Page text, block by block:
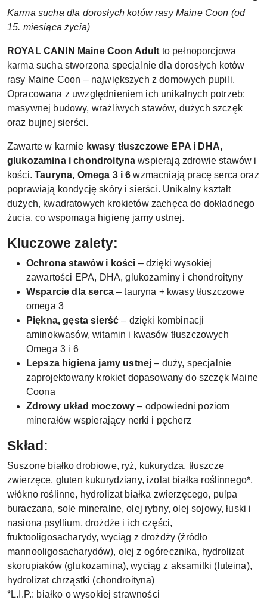
Karma sucha dla dorosłych kotów rasy Maine Coon (od
15. miesiąca życia)
ROYAL CANIN Maine Coon Adult to pełnoporcjowa
karma sucha stworzona specjalnie dla dorosłych kotów
rasy Maine Coon – największych z domowych pupili.
Opracowana z uwzględnieniem ich unikalnych potrzeb:
masywnej budowy, wrażliwych stawów, dużych szczęk
oraz bujnej sierści.
Zawarte w karmie kwasy tłuszczowe EPA i DHA,
glukozamina i chondroityna wspierają zdrowie stawów i
kości.Tauryna, Omega 3 i 6 wzmacniają pracę serca oraz
poprawiają kondycję skóry i sierści. Unikalny kształt
dużych, kwadratowych krokietów zachęca do dokładnego
żucia, co wspomaga higienę jamy ustnej.
Kluczowe zalety:
Ochrona stawów i kości – dzięki wysokiej
zawartości EPA, DHA, glukozaminy i chondroityny
Wsparcie dla serca– tauryna + kwasy tłuszczowe
omega 3
Piękna, gęsta sierść – dzięki kombinacji
aminokwasów, witamin i kwasów tłuszczowych
Omega 3 i 6
Lepsza higiena jamy ustnej – duży, specjalnie
zaprojektowany krokiet dopasowany do szczęk Maine
Coona
Zdrowy układ moczowy – odpowiedni poziom
minerałów wspierający nerki i pęcherz
Skład:
Suszone białko drobiowe, ryż, kukurydza, tłuszcze
zwierzęce, gluten kukurydziany, izolat białka roślinnego*,
włókno roślinne, hydrolizat białka zwierzęcego, pulpa
buraczana, sole mineralne, olej rybny, olej sojowy, łuski i
nasiona psyllium, drożdże i ich części,
fruktooligosacharydy, wyciąg z drożdży (źródło
mannooligosacharydów), olej z ogórecznika, hydrolizat
skorupiaków (glukozamina), wyciąg z aksamitki (luteina),
hydrolizat chrząstki (chondroityna)
*L.I.P.: białko o wysokiej strawności